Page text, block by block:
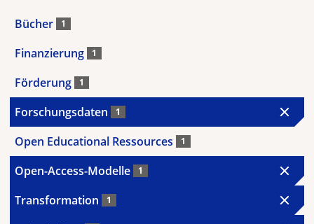
Bücher 1
Finanzierung 1
Förderung 1
Forschungsdaten 1
Open Educational Ressources 1
Open-Access-Modelle 1
Transformation 1